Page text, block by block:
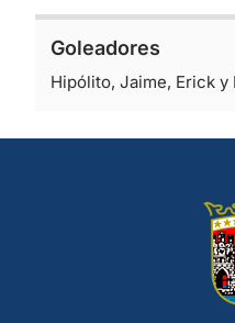
Goleadores
Hipólito, Jaime, Erick y